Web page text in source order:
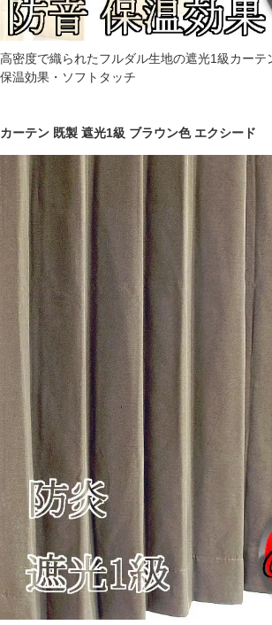
高密度で織られたフルダル生地の遮光1級カーテ
保温効果・ソフトタッチ
カーテン 既製 遮光1級 ブラウン色 エクシード